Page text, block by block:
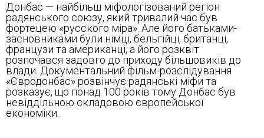
Донбас — найбільш міфологізований регіон
радянського союзу, який тривалий час був
фортецею «русского міра». Але його батьками-
засновниками були німці, бельгійці, британці,
французи та американці, а його розквіт
розпочався задовго до приходу більшовиків до
влади. Документальний фільм-розслідування
«Євродонбас» розвінчує радянські міфи та
розказує, що понад 100 років тому Донбас був
невіддільною складовою європейської
економіки.